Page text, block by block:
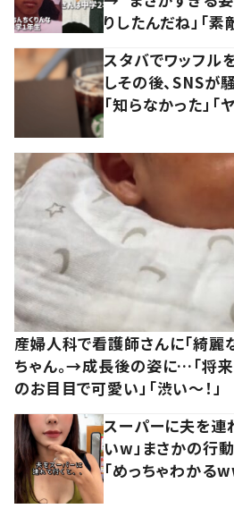
りしたんだね」「素
スタバでワッフル
しその後、SNSが
「知らなかった」「
産婦人科で看護師さんに「綺麗
ちゃん。→成長後の姿に…「将来
のお目目で可愛い」「渋い～！」
スーパーに夫を連
いw」まさかの行動
「めっちゃわかる